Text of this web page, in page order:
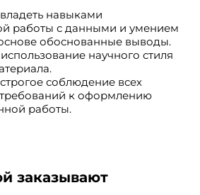
навыками
работы с данными и умением
обоснованные выводы.
научного стиля
соблюдение всех
к оформлению
работы.
заказывают